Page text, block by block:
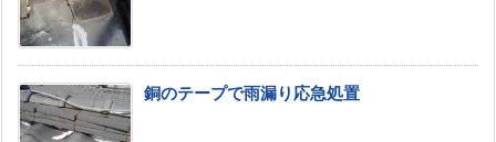
銅のテープで雨漏り応急処置